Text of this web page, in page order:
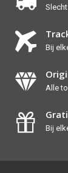
Bij
Alle
Bij